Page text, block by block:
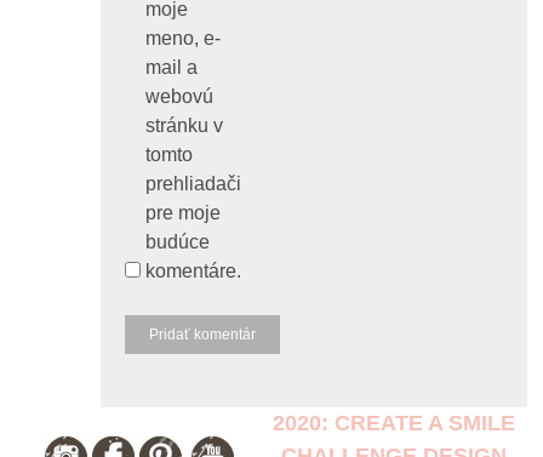
moje
meno, e-
mail a
webovú
stránku v
tomto
prehliadači
pre moje
budúce
komentáre.
2020: CREATE A SMILE